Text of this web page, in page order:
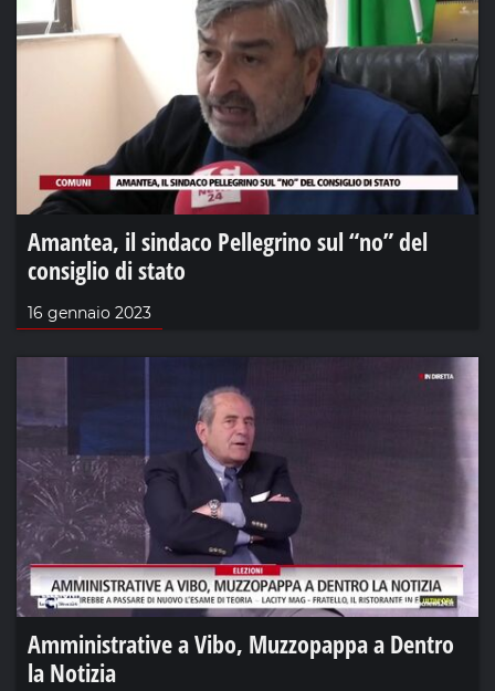
Amantea, il sindaco Pellegrino sul “no” del
consiglio di stato
16 gennaio 2023
Amministrative a Vibo, Muzzopappa a Dentro
la Notizia